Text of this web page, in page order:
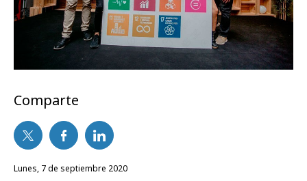
Comparte
lunes, 7 de septiembre 2020